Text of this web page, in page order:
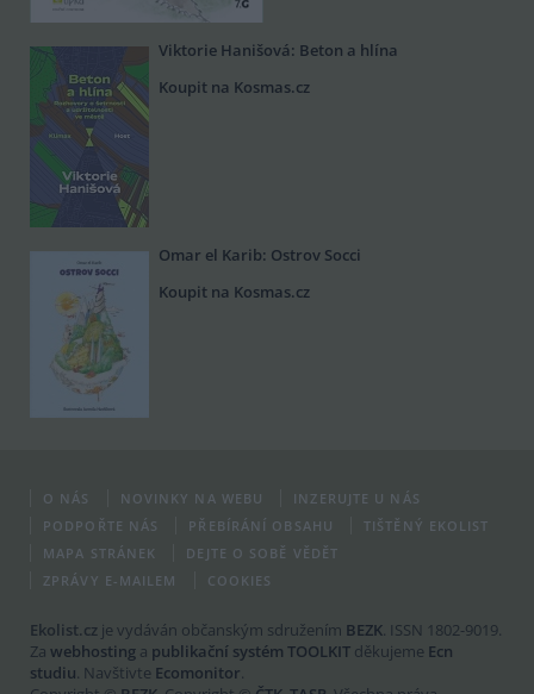
Viktorie Hanišová: Beton a hlína
Koupit na Kosmas.cz
Omar el Karib: Ostrov Socci
Koupit na Kosmas.cz
O NÁS NOVINKY NA WEBU
INZERUJTE U NÁS
PODPOŘTE NÁS
PŘEBÍRÁNÍ OBSAHU
TIŠTĚNÝ EKOLIST
MAPA STRÁNEK
DEJTE O SOBĚ VĚDĚT
ZPRÁVY E-MAILEM
COOKIES
Ekolist.cz je vydáván občanským sdružením BEZK. ISSN 1802-9019.
Za webhosting a publikační systém TOOLKIT děkujeme Ecn
studiu. Navštivte Ecomonitor.